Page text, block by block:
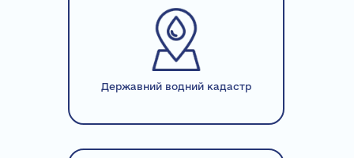
Державний водний кадастр